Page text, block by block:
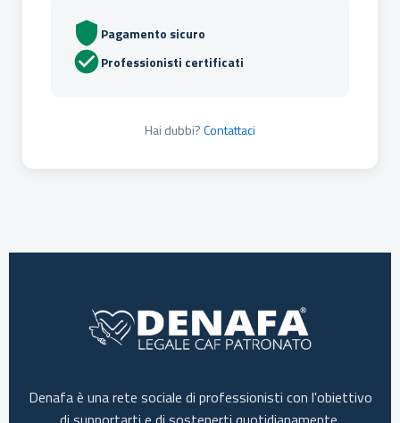
Pagamento sicuro
Professionisti certificati
Hai dubbi?Contattaci
Denafa è una rete sociale di professionisti con l'obiettivo